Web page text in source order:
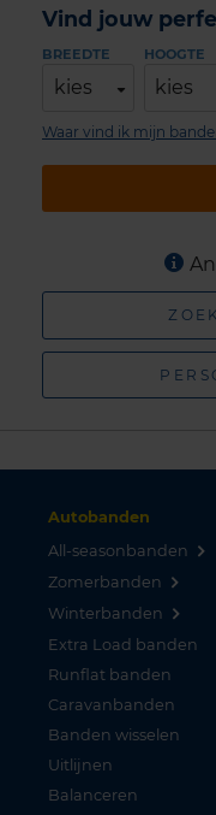
Vind jouw
BREEDTE
kies
HOOGTE
kies
Waar vind ik mijn
Autobanden
All-seasonbanden
Zomerbanden
Winterbanden
Extra Load banden
Runflat banden
Caravanbanden
Banden wisselen
Uitlijnen
Balanceren